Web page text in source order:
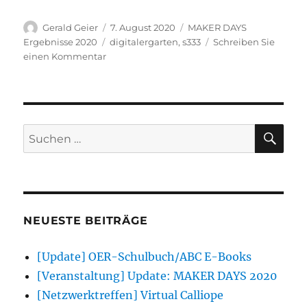
Autor
Gerald Geier
Veröffentlicht
am
7. August 2020 Kategorien
MAKER DAYS
Ergebnisse 2020
Schlagwörter
digitalergarten,s333
Schreiben Sie
einen Kommentarzu
Suchen
nach:
NEUESTE BEITRÄGE
[Update] OER-Schulbuch/ABC E-Books
[Veranstaltung] Update: MAKER DAYS 2020
[Netzwerktreffen] Virtual Calliope